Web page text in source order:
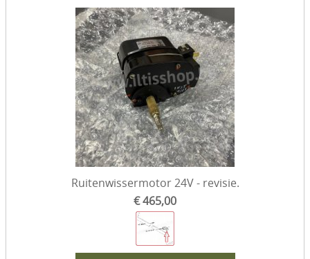
Ruitenwissermotor 24V - revisie.
€ 465,00